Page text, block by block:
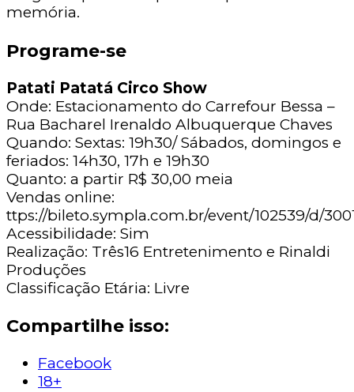
memória.
Programe-se
Patati Patatá Circo Show
Onde: Estacionamento do Carrefour Bessa –
Rua Bacharel Irenaldo Albuquerque Chaves
Quando: Sextas: 19h30/ Sábados, domingos e
feriados: 14h30, 17h e 19h30
Quanto: a partir R$ 30,00 meia
Vendas online:
ttps://bileto.sympla.com.br/event/102539/d/
Acessibilidade: Sim
Realização: Três16 Entretenimento e Rinaldi
Produções
Classificação Etária: Livre
Compartilhe isso:
Facebook
18+